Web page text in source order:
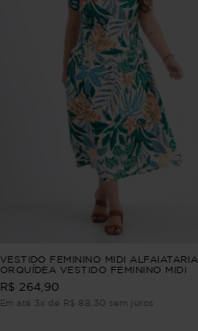
VESTIDO FEMININO MIDI ALFAIATARIA
ORQUÍDEA VESTIDO FEMININO MIDI
ALFAIATARIA Azul M
R$ 264,90
Em até 3x de R$ 88,30 sem juros